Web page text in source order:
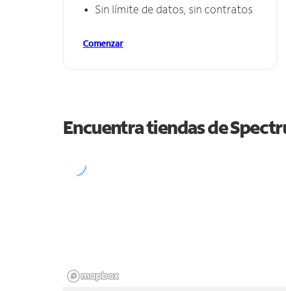
Sin límite de datos, sin contratos
Comenzar
Encuentra tiendas de